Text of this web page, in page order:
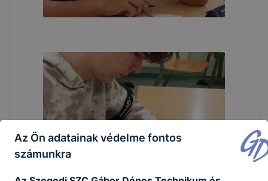
Az Ön adatainak védelme fontos
számunkra